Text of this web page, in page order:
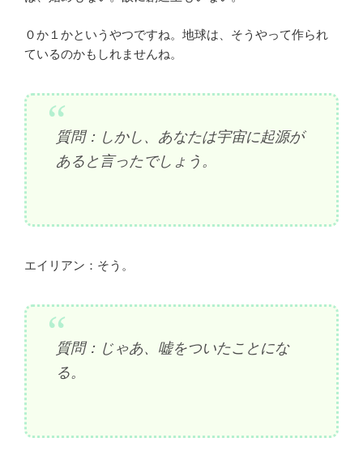
０か１かというやつですね。地球は、そうやって作られ
ているのかもしれませんね。
質問：しかし、あなたは宇宙に起源が
あると言ったでしょう。
エイリアン：そう。
質問：じゃあ、嘘をついたことにな
る。